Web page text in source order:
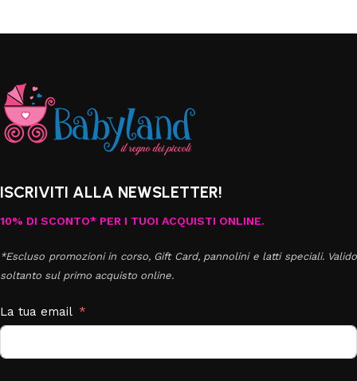
ISCRIVITI ALLA NEWSLETTER!
10% DI SCONTO* PER I TUOI ACQUISTI ONLINE.
*Escluso promozioni in corso, Gift Card, pannolini e latti speciali. Valido
soltanto sul primo acquisto online.
La tua email